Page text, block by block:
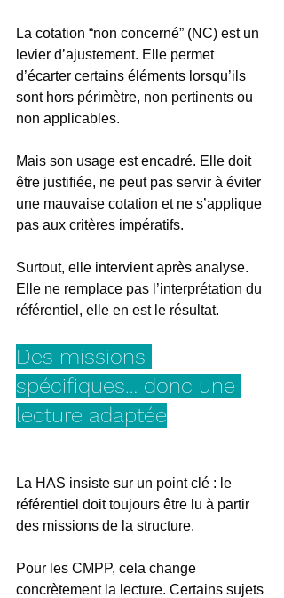
La cotation “non concerné” (NC) est un
levier d’ajustement. Elle permet
d’écarter certains éléments lorsqu’ils
sont hors périmètre, non pertinents ou
non applicables.
Mais son usage est encadré. Elle doit
être justifiée, ne peut pas servir à éviter
une mauvaise cotation et ne s’applique
pas aux critères impératifs.
Surtout, elle intervient après analyse.
Elle ne remplace pas l’interprétation du
référentiel, elle en est le résultat.
Des missions
spécifiques… donc une
lecture adaptée
La HAS insiste sur un point clé : le
référentiel doit toujours être lu à partir
des missions de la structure.
Pour les CMPP, cela change
concrètement la lecture. Certains sujets